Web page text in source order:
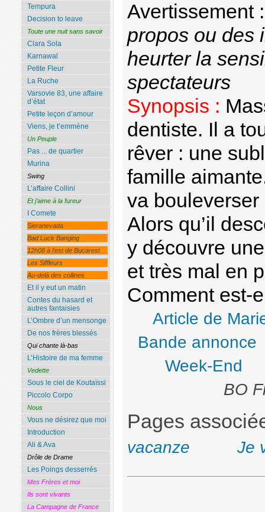
Avertissement
propos ou des
heurter la
spectateurs
Synopsis :
dentiste. Il a
rêver : une
famille
va
Alors qu’il
y découvre
et très mal en
Comment est-
Article de
Bande annonce
Week-End
BO
Pages
vacanze Je
Tempura
Decision to leave
Toute une nuit sans savoir
Clara Sola
Karnawal
Petite Fleur
La Ruche
Varsovie 83, une affaire
d’état
Petite leçon d’amour
Viens, je t’emmène
Un Peuple
Pas ... de quartier
Murina
Swing
L’affaire Collini
Et j’aime à la fureur
I Comete
Sieranevada
Bad Luck Banging
12h08 à l’est de Bucarest
Les Siffleurs
Au-delà des collines
Et il y eut un matin
Contes du hasard et
autres fantaisies
L’Ombre d’un mensonge
De nos frères blessés
Qui chante là-bas
L’Histoire de ma femme
Vedette
Sous le ciel de Koutaïssi
Piccolo Corpo
Nous
Vous ne désirez que moi
Introduction
Ali & Ava
Drôle de Drame
Les Poings desserrés
Mes Frères et moi
Ils sont vivants
La Campagne de France